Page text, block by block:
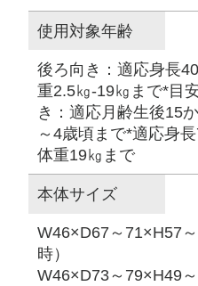
使用対象年齢
後ろ向き：適応身長
重2.5㎏-19㎏まで*目
き：適応月齢生後15
～4歳頃まで*適応身
体重19㎏まで
本体サイズ
W46×D67～71×H57
時）
W46×D73～79×H49